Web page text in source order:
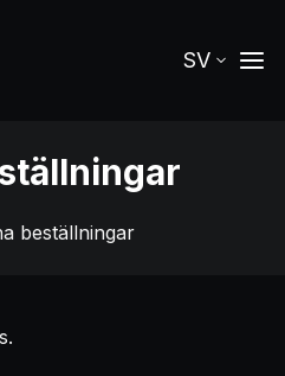
SV
beställningar